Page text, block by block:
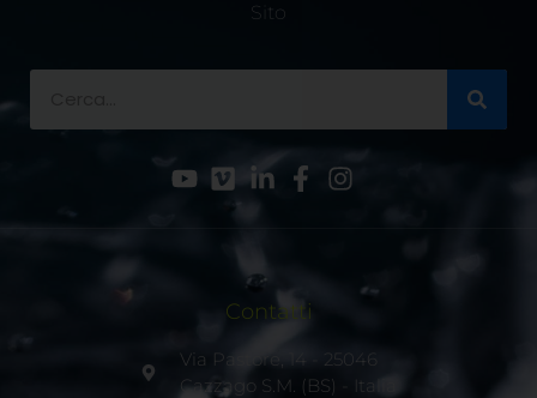
Sito
Contatti
Via Pastore, 14 - 25046
Cazzago S.M. (BS) - Italia